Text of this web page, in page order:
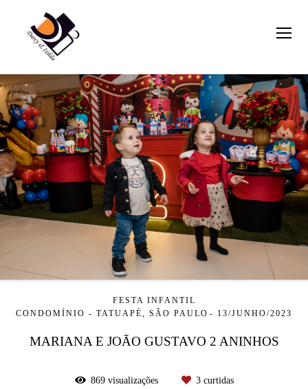
FESTA INFANTIL
CONDOMÍNIO - TATUAPÉ, SÃO PAULO
13/JUNHO/2023
MARIANA E JOÃO GUSTAVO 2 ANINHOS
869visualizações 3curtidas